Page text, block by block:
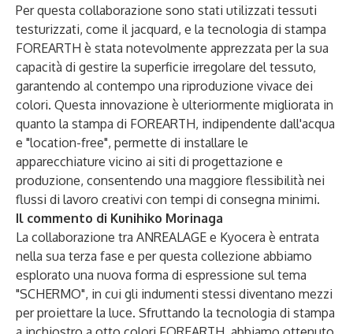
Per questa collaborazione sono stati utilizzati tessuti
testurizzati, come il jacquard, e la tecnologia di stampa
FOREARTH è stata notevolmente apprezzata per la sua
capacità di gestire la superficie irregolare del tessuto,
garantendo al contempo una riproduzione vivace dei
colori. Questa innovazione è ulteriormente migliorata in
quanto la stampa di FOREARTH, indipendente dall'acqua
e "location-free", permette di installare le
apparecchiature vicino ai siti di progettazione e
produzione, consentendo una maggiore flessibilità nei
flussi di lavoro creativi con tempi di consegna minimi.
Il commento di Kunihiko Morinaga
La collaborazione tra ANREALAGE e Kyocera è entrata
nella sua terza fase e per questa collezione abbiamo
esplorato una nuova forma di espressione sul tema
"SCHERMO", in cui gli indumenti stessi diventano mezzi
per proiettare la luce. Sfruttando la tecnologia di stampa